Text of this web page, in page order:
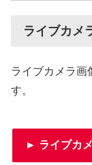
ライブカメ
ライブカメラ画
す。
► ライブカ